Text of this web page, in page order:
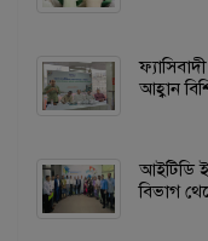
আহ্বান
আইটিডি
বিভাগ